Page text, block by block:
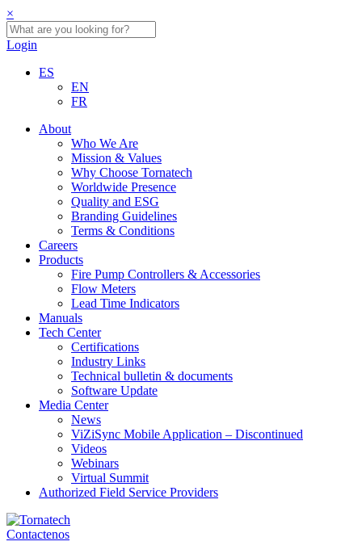
×
Login
ES
EN
FR
About
Who We Are
Mission & Values
Why Choose Tornatech
Worldwide Presence
Quality and ESG
Branding Guidelines
Terms & Conditions
Careers
Products
Fire Pump Controllers & Accessories
Flow Meters
Lead Time Indicators
Manuals
Tech Center
Certifications
Industry Links
Technical bulletin & documents
Software Update
Media Center
News
ViZiSync Mobile Application – Discontinued
Videos
Webinars
Virtual Summit
Authorized Field Service Providers
Skip
to
Contactenos